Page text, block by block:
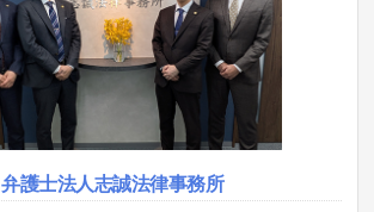
弁護士法人志誠法律事務所